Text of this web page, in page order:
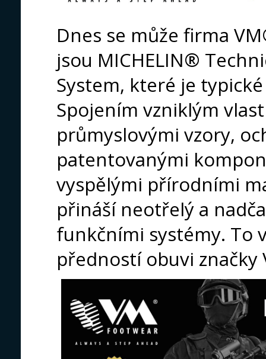
Dnes se může firma
jsou MICHELIN®
System, které je
Spojením vzniklým
průmyslovými vzory,
patentovanými
vyspělými přírodními
přináší neotřelý a
funkčními systémy. To
předností obuvi značky